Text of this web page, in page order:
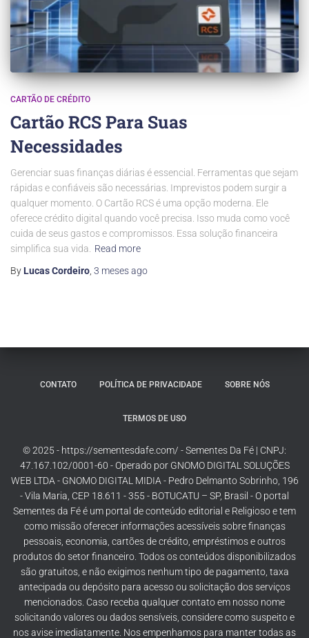
CARTÃO DE CRÉDITO
Cartão RCS Para Suas
Necessidades
Gerenciar suas finanças diárias é essencial. Ferramentas que sejam
rápidas e confiáveis são necessárias. Imprevistos podem surgir a
qualquer momento. O Cartão RCS é uma opção moderna. Ele
oferece crédito digital quando você precisa. Isso muda como você
cuida de seus gastos e compromissos. Essa solução financeira
simplifica sua vida.
Read more
By Lucas Cordeiro 3 mesesago
CONTATO POLÍTICA DE PRIVACIDADE SOBRE NÓS
TERMOS DE USO
© 2025 - https://sementesdafe.com/ - Sementes Da Fé | CNPJ:
47.167.102/0001-60 - Operado por GNOMO DIGITAL SOLUÇÕES
WEB LTDA - GNOMO DIGITAL MIDIA - Pedro Delmanto Sobrinho, 196
- Vila Maria, CEP 18.611 - 355 - BOTUCATU – SP, Brasil - O portal
Sementes da Fé é um portal de conteúdo editorial e Religioso e tem
como missão oferecer informações acessíveis sobre finanças
pessoais, economia, cartões de crédito, empréstimos e outros
produtos do setor financeiro. Todos os conteúdos disponibilizados
são gratuitos, e não exigimos nenhum tipo de pagamento, taxa
antecipada ou depósito para acesso ou solicitação dos serviços
mencionados. Caso receba qualquer contato em nosso nome
solicitando valores ou dados sensíveis, considere como suspeito e
nos avise imediatamente. Nos empenhamos para manter todas as